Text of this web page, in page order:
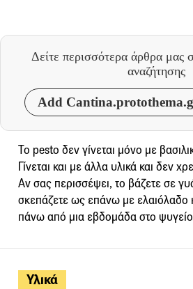
Δείτε περισσότερα άρθρα μας
αναζήτησης
Add
Υλικά
Το pesto δεν γίνεται μόνο με
Γίνεται και με άλλα υλικά και δεν
Αν σας περισσέψει, το βάζετε σε
σκεπάζετε ως επάνω με ελαιόλαδο
πάνω από μια εβδομάδα στο